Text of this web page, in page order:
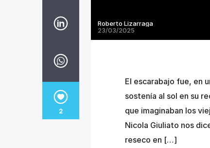
2
Roberto Lizarraga
23/03/2025
El escarabajo fue, en
sostenía al sol en su
que imaginaban los
Nicola Giuliato nos
reseco en […]